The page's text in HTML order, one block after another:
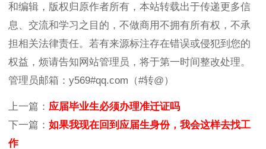
和编辑，版权归原作者所有，本站转载出于传递更多信
息、交流和学习之目的，不做商用不拥有所有权，不承
担相关法律责任。若有来源标注存在错误或侵犯到您的
权益，烦请告知网站管理员，将于第一时间整改处理。
管理员邮箱：y569#qq.com（#转@）
上一篇： 应届毕业生必须办理准迁证吗
下一篇： 如果我现在回到应届生身份，我会这样去找工
作